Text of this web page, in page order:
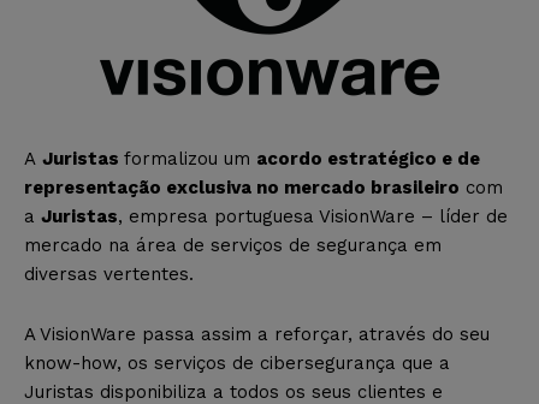
A Juristas formalizou um acordo estratégico e de
representação exclusiva no mercado brasileiro com
a Juristas, empresa portuguesa VisionWare – líder de
mercado na área de serviços de segurança em
diversas vertentes.
A VisionWare passa assim a reforçar, através do seu
know-how, os serviços de cibersegurança que a
Juristas disponibiliza a todos os seus clientes e